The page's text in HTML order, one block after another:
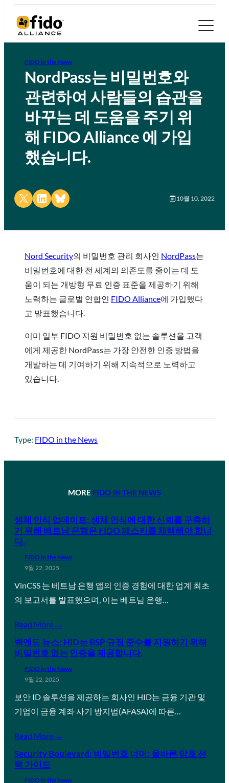
FIDO in the News
NordPass는 비밀번호와
관련하여 사람들의 습관을
바꾸는 데 도움을 주기 위
해 FIDO Alliance 에 가입
했습니다.
Share on X Share on LinkedIn
Share on Bluesky 10월 10, 2022
Nord Security의 비밀번호 관리 회사인 NordPass는
비밀번호에 대한 전 세계의 의존도를 줄이는 데 도
움이 되는 개방형 무료 인증 표준을 제공하기 위해
노력하는 글로벌 연합인 FIDO Alliance에 가입했다
고 발표했습니다.
이미 일부 FIDO 지원 비밀번호 없는 솔루션을 고객
에게 제공한 NordPass는 가장 안전한 인증 방법을
개발하는 데 기여하기 위해 지속적으로 노력하고
있습니다.
Type: FIDO in the News
MORE FIDO IN THE NEWS
생체 인식 업데이트: 생체 인식에 대한 신뢰를 구축하
기 위해 베트남 은행은 FIDO 패스키를 채택해야 합니
다.
FIDO in the News
9월 22, 2025
VinCSS 는 베트남 은행 앱의 인증 경험에 대한 업계 최초
의 보고서를 발표했으며, 이는 베트남 은행…
Read More →
백엔드 뉴스: HID는 BSP 규정 준수를 지원하기 위해
비밀번호 없는 인증을 제공합니다.
FIDO in the News
9월 22, 2025
보안 ID 솔루션을 제공하는 회사인 HID는 금융 기관 및
기업이 금융 계좌 사기 방지법(AFASA)에 따른…
Read More →
Security Boulevard: 비밀번호 너머: 올바른 암호 선
택 가이드
FIDO in the News